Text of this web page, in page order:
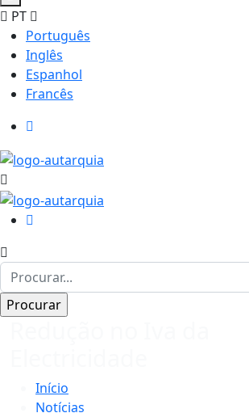
PT
Português
Inglês
Espanhol
Francês
Início
Notícias